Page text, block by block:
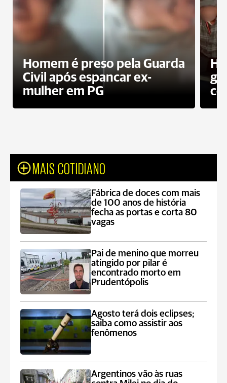
Homem é preso pela Guarda
Civil após espancar ex-
mulher em PG
MAIS COTIDIANO
Fábrica de doces com mais
de 100 anos de história
fecha as portas e corta 80
vagas
Pai de menino que morreu
atingido por pilar é
encontrado morto em
Prudentópolis
Agosto terá dois eclipses;
saiba como assistir aos
fenômenos
Argentinos vão às ruas